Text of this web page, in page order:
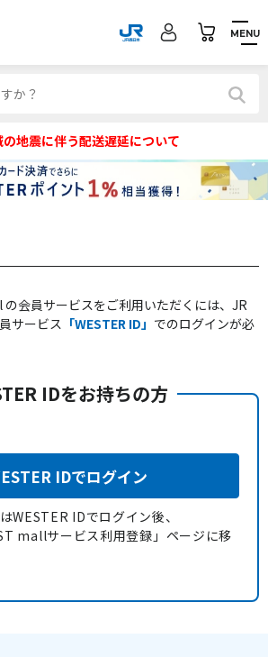
MENU
地震に伴う配送遅延について
の会員サービスをご利用いただくには、JR
サービス 「WESTER ID」 でのログインが必
IDをお持ちの方
IDでログイン
WESTER IDでログイン後、
mallサービス利用登録」ページに移